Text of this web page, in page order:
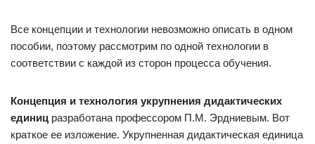
Все концепции и технологии невозможно описать в одном
пособии, поэтому рассмотрим по одной технологии в
соответствии с каждой из сторон процесса обучения.
Концепция и технология укрупнения дидактических
единиц разработана профессором П.М. Эрдниевым. Вот
краткое ее изложение. Укрупненная дидактическая единица